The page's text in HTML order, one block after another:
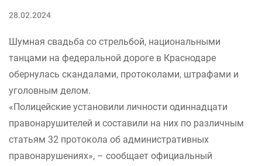
28.02.2024
Шумная свадьба со стрельбой, национальными
танцами на федеральной дороге в Краснодаре
обернулась скандалами, протоколами, штрафами и
уголовным делом.
«Полицейские установили личности одиннадцати
правонарушителей и составили на них по различным
статьям 32 протокола об административных
правонарушениях», – сообщает официальный